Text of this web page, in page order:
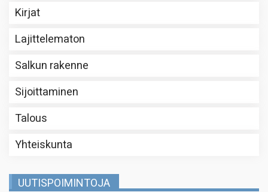
Kirjat
Lajittelematon
Salkun rakenne
Sijoittaminen
Talous
Yhteiskunta
UUTISPOIMINTOJA